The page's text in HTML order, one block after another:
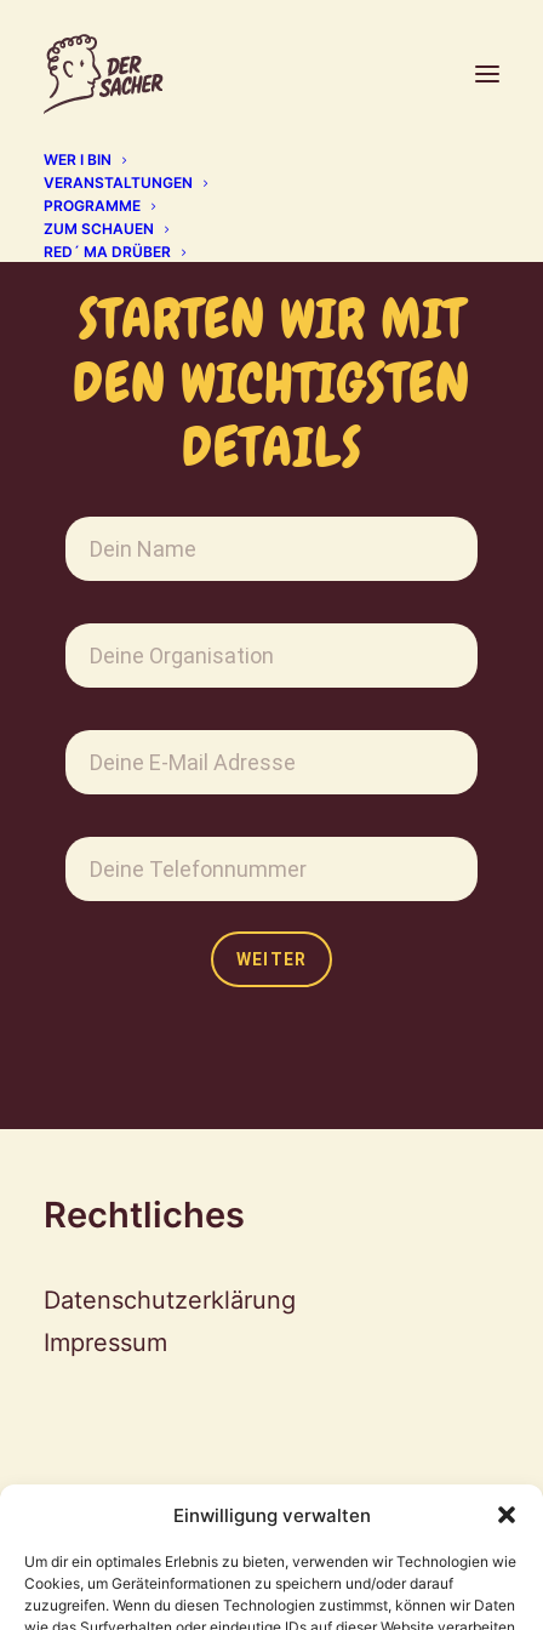
Einwilligung verwalten
Um dir ein optimales Erlebnis zu bieten, verwenden wir Technologien wie
Cookies, um Geräteinformationen zu speichern und/oder darauf
zuzugreifen. Wenn du diesen Technologien zustimmst, können wir Daten
WER I BIN
VERANSTALTUNGEN
PROGRAMME
ZUM SCHAUEN
RED´ MA DRÜBER
STARTEN WIR MIT
DEN WICHTIGSTEN
DETAILS
WEITER
Rechtliches
Datenschutzerklärung
Impressum
Kontakt
Mario Sacher